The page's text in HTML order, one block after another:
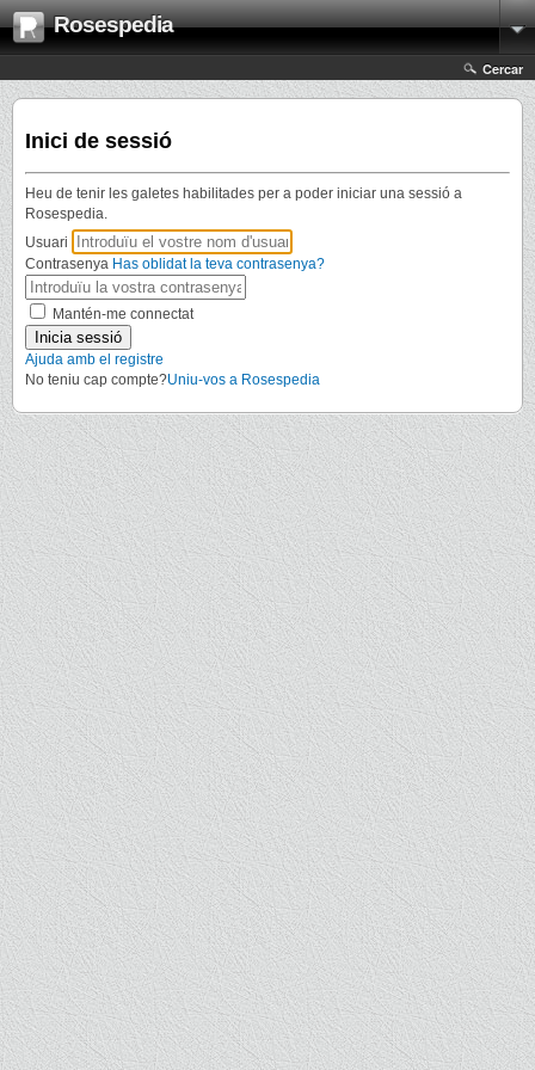
Rosespedia
Cercar
Inici de sessió
Heu de tenir les galetes habilitades per a poder iniciar una sessió a
Rosespedia.
Usuari
Contrasenya Has oblidat la teva contrasenya?
Mantén-me connectat
Ajuda amb el registre
No teniu cap compte?Uniu-vos a Rosespedia